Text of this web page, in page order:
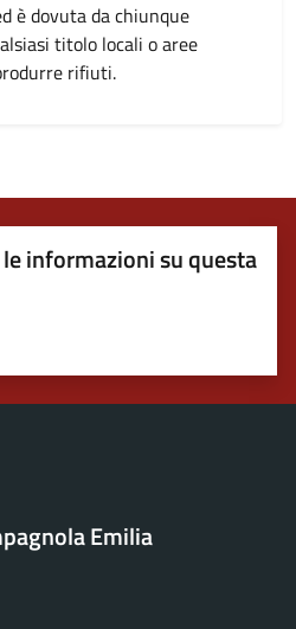
è dovuta da chiunque
titolo locali o aree
rifiuti.
informazioni su questa
su 5
su 5
5
Emilia